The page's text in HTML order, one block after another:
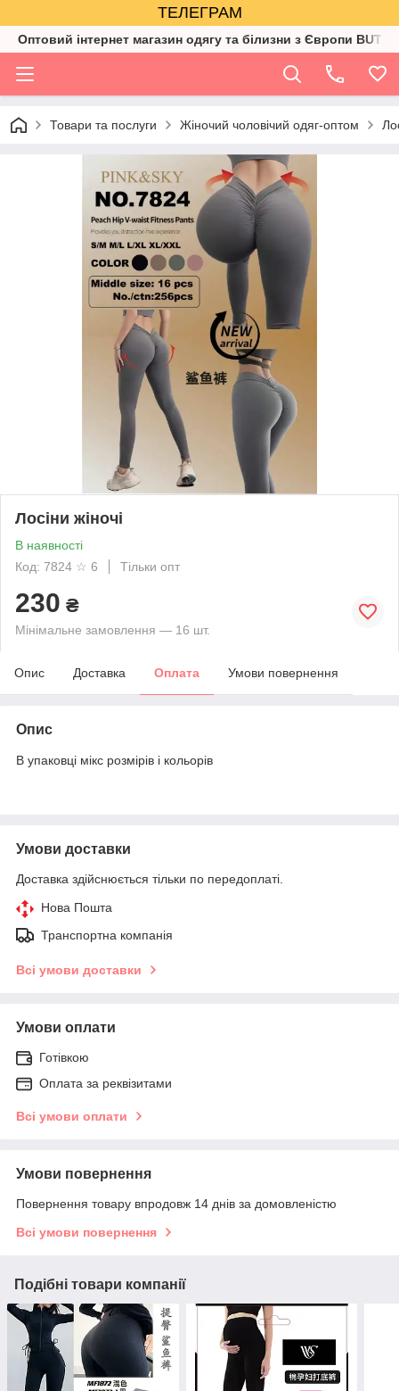
ТЕЛЕГРАМ
Оптовий інтернет магазин одягу та білизни з Європи BUTIK
Товари та послуги Жіночий чоловічий одяг-оптом
Лосіни жіночі
В наявності
Код: 7824 ☆ 6
Тільки опт
230 ₴
Мінімальне замовлення — 16 шт.
Опис Доставка Оплата Умови повернення
Опис
В упаковці мікс розмірів і кольорів
Умови доставки
Доставка здійснюється тільки по передоплаті.
Нова Пошта
Транспортна компанія
Всі умови доставки
Умови оплати
Готівкою
Оплата за реквізитами
Всі умови оплати
Умови повернення
Повернення товару впродовж 14 днів за домовленістю
Всі умови повернення
Подібні товари компанії